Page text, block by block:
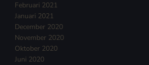
Februari 2021
Januari 2021
December 2020
November 2020
Oktober 2020
Juni 2020